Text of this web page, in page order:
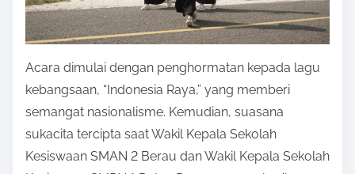
Acara dimulai dengan penghormatan kepada lagu
kebangsaan, “Indonesia Raya,” yang memberi
semangat nasionalisme. Kemudian, suasana
sukacita tercipta saat Wakil Kepala Sekolah
Kesiswaan SMAN 2 Berau dan Wakil Kepala Sekolah